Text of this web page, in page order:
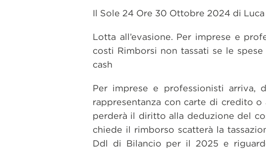
Il Sole 24 Ore 30 Ottobre 2024 di Luca
Lotta all’evasione. Per imprese e
costi Rimborsi non tassati se le
cash
Per imprese e professionisti arriva,
rappresentanza con carte di credito
perderà il diritto alla deduzione del
chiede il rimborso scatterà la
Ddl di Bilancio per il 2025 e